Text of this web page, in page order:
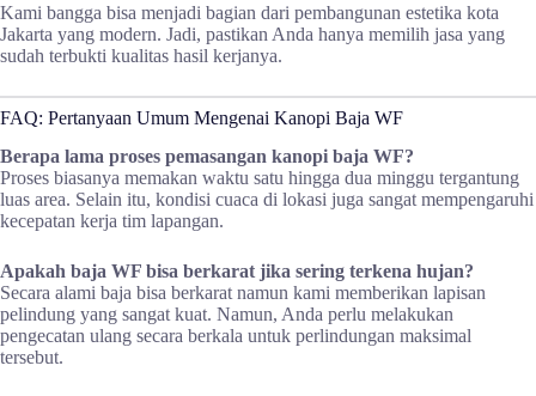
Kami bangga bisa menjadi bagian dari pembangunan estetika kota
Jakarta yang modern. Jadi, pastikan Anda hanya memilih jasa yang
sudah terbukti kualitas hasil kerjanya.
FAQ: Pertanyaan Umum Mengenai Kanopi Baja WF
Berapa lama proses pemasangan kanopi baja WF?
Proses biasanya memakan waktu satu hingga dua minggu tergantung
luas area. Selain itu, kondisi cuaca di lokasi juga sangat mempengaruhi
kecepatan kerja tim lapangan.
Apakah baja WF bisa berkarat jika sering terkena hujan?
Secara alami baja bisa berkarat namun kami memberikan lapisan
pelindung yang sangat kuat. Namun, Anda perlu melakukan
pengecatan ulang secara berkala untuk perlindungan maksimal
tersebut.